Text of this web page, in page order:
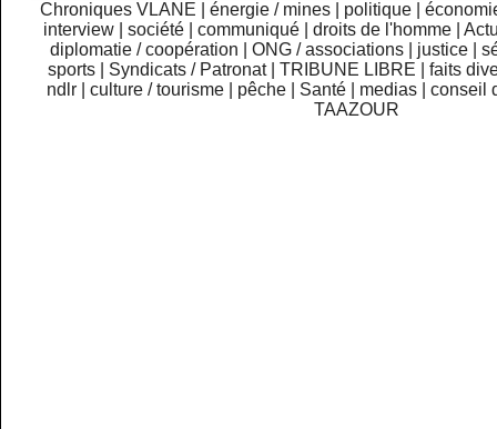
Chroniques VLANE énergie / mines politique
interview
|société |communiqué |droits de l'homme |
diplomatie / coopération
ONG / associations justice
sports
Syndicats / Patronat TRIBUNE LIBRE
faits
ndlr
|culture / tourisme pêche Santé medias |conseil
TAAZOUR